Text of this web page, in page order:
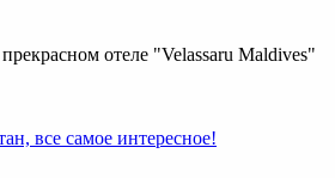
отеле "Velassaru Maldives"
все самое интересное!